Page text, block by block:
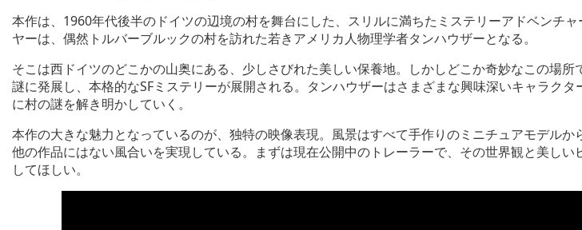
本作は、1960年代後半のドイツの辺境の村を舞台にした、スリルに満ちたミステリーアドベンチャ
ヤーは、偶然トルバーブルックの村を訪れた若きアメリカ人物理学者タンハウザーとなる。
そこは西ドイツのどこかの山奥にある、少しさびれた美しい保養地。しかしどこか奇妙なこの場所
謎に発展し、本格的なSFミステリーが展開される。タンハウザーはさまざまな興味深いキャラクタ
に村の謎を解き明かしていく。
本作の大きな魅力となっているのが、独特の映像表現。風景はすべて手作りのミニチュアモデルか
他の作品にはない風合いを実現している。まずは現在公開中のトレーラーで、その世界観と美しい
してほしい。